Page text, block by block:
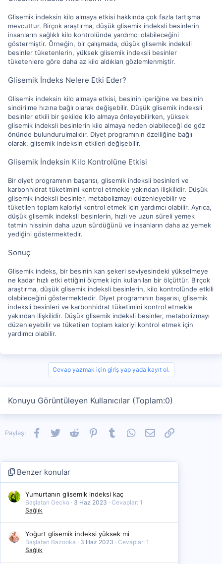
Glisemik indeksin kilo almaya etkisi hakkında çok fazla tartışma
mevcuttur. Birçok araştırma, düşük glisemik indeksli besinlerin
insanların sağlıklı kilo kontrolünde yardımcı olabileceğini
göstermiştir. Örneğin, bir çalışmada, düşük glisemik indeksli
besinler tüketenlerin, yüksek glisemik indeksli besinler
tüketenlere göre daha az kilo aldıkları gözlemlenmiştir.
Glisemik İndeks Nelere Etki Eder?
Glisemik indeksin kilo almaya etkisi, besinin içeriğine ve besinin
sindirilme hızına bağlı olarak değişebilir. Düşük glisemik indeksli
besinler etkili bir şekilde kilo almaya önleyebilirken, yüksek
glisemik indeksli besinlerin kilo almaya neden olabileceği de göz
önünde bulundurulmalıdır. Diyet programının özelliğine bağlı
olarak, glisemik indeksin etkileri değişebilir.
Glisemik İndeksin Kilo Kontrolüne Etkisi
Bir diyet programının başarısı, glisemik indeksli besinleri ve
karbonhidrat tüketimini kontrol etmekle yakından ilişkilidir. Düşük
glisemik indeksli besinler, metabolizmayı düzenleyebilir ve
tüketilen toplam kaloriyi kontrol etmek için yardımcı olabilir. Ayrıca,
düşük glisemik indeksli besinlerin, hızlı ve uzun süreli yemek
tatmin hissinin daha uzun sürdüğünü ve insanların daha az yemek
yediğini göstermektedir.
Sonuç
Glisemik indeks, bir besinin kan şekeri seviyesindeki yükselmeye
ne kadar hızlı etki ettiğini ölçmek için kullanılan bir ölçüttür. Birçok
araştırma, düşük glisemik indeksli besinlerin, kilo kontrolünde etkili
olabileceğini göstermektedir. Diyet programının başarısı, glisemik
indeksli besinleri ve karbonhidrat tüketimini kontrol etmekle
yakından ilişkilidir. Düşük glisemik indeksli besinler, metabolizmayı
düzenleyebilir ve tüketilen toplam kaloriyi kontrol etmek için
yardımcı olabilir.
Cevap yazmak için giriş yap yada kayıt ol.
Konuyu Görüntüleyen Kullanıcılar (Toplam:0)
Paylaş: Facebook
TwitterReddit PinterestTumblrWhatsApp
E-postaLink
Benzer konular
Yumurtanın glisemik indeksi kaç
Başlatan Gecko 3 Haz 2023
Cevaplar: 1
Sağlık
Yoğurt glisemik indeksi yüksek mi
Başlatan Bazooka 3 Haz 2023
Cevaplar: 1
Sağlık